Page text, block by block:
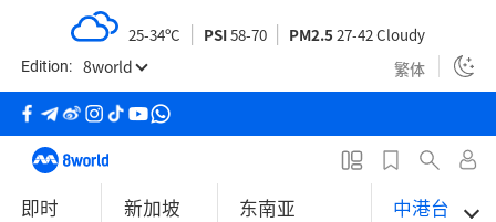
p
t
Edition: 8world 繁体
25-34ºC PSI58-70 PM2.527-42 Cloudy
即时 新加坡 东南亚 中港台